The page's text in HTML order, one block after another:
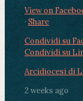
View on
· Share
Condividi su
Condividi su
Arcidiocesi di
2 weeks ago